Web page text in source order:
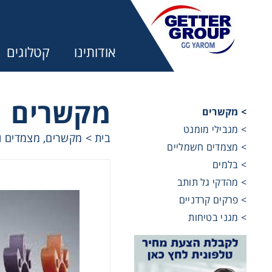
אודותינו קטלוגים
> מקשרים
> מגבילי מומנט
> מצמדים חשמליים
> בלמים
> מהדקי גל תותב
> פרקים קרדניים
> מגני בטיחות
מקשרים
בית> מקשרים, מצמדים
מיסבים